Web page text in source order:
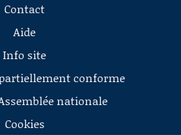
Contact
Aide
Info site
conforme
nationale
Cookies